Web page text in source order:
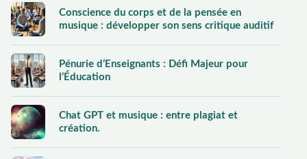
Conscience du corps et de la pensée en
musique : développer son sens critique auditif
Pénurie d’Enseignants : Défi Majeur pour
l’Éducation
Chat GPT et musique : entre plagiat et
création.